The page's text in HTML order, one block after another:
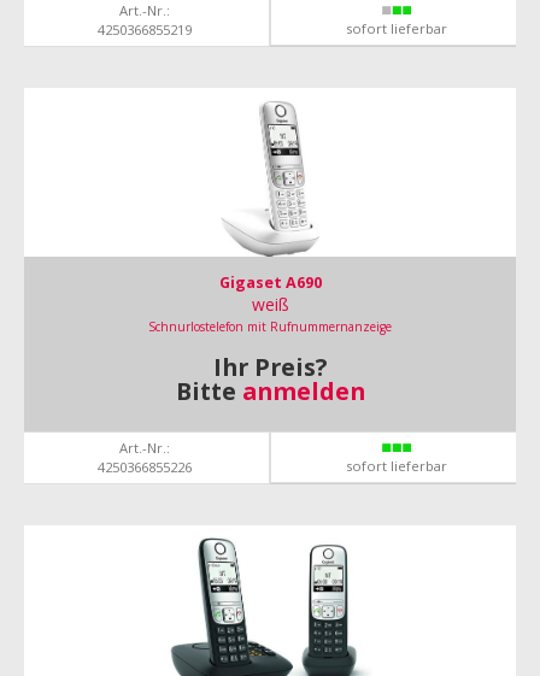
Art.-Nr.:
4250366855219
sofort lieferbar
Gigaset A690
weiß
Schnurlostelefon mit Rufnummernanzeige
Ihr Preis?
Bitte anmelden
Art.-Nr.:
4250366855226
sofort lieferbar